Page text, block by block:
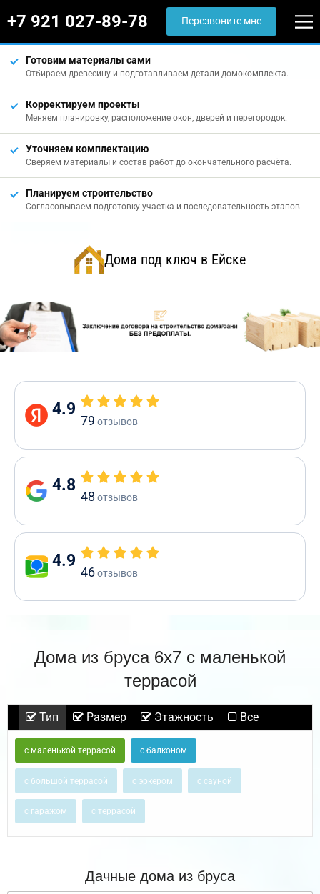
+7 921 027-89-78 Перезвоните мне
Готовим материалы сами
Отбираем древесину и подготавливаем детали домокомплекта.
Корректируем проекты
Меняем планировку, расположение окон, дверей и перегородок.
Уточняем комплектацию
Сверяем материалы и состав работ до окончательного расчёта.
Планируем строительство
Согласовываем подготовку участка и последовательность этапов.
Дома под ключ в Ейске
4.9
79 отзывов
4.8
48 отзывов
4.9
46отзывов
Дома из бруса 6х7 с маленькой
террасой
Тип Размер Этажность Все
с маленькой террасой с балконом
с большой террасой с эркером с сауной
с гаражом с террасой
Дачные дома из бруса